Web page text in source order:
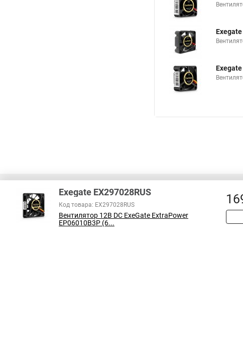
Exegate
Exegate
В соответствии с пунктом 2 статьи 437 ГК РФ, вся информация о товарах на
справочный характер и не является публичной офертой. При покупке
Exegate EX297028RUS
Код товара: EX297028RUS
Вентилятор 12В DC ExeGate ExtraPower
EP06010B3P (6...